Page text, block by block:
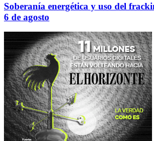
Soberanía energética y uso del
6 de agosto